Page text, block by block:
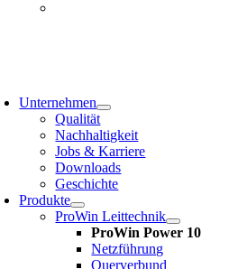
Unternehmen
Qualität
Nachhaltigkeit
Jobs & Karriere
Downloads
Geschichte
Produkte
ProWin Leittechnik
ProWin Power 10
Netzführung
Querverbund